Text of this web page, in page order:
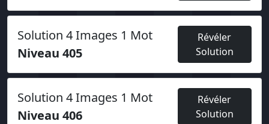
Solution 4 Images 1 Mot
Niveau 405
Révéler
Solution
Solution 4 Images 1 Mot
Niveau 406
Révéler
Solution